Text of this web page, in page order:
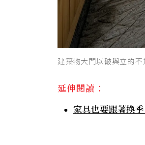
建築物大門以破與立的
延伸閱讀：
家具也要跟著換